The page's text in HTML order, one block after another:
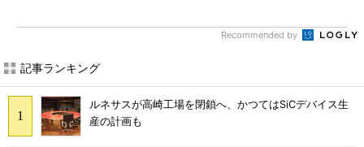
Recommended by
記事ランキング
ルネサスが高崎工場を閉鎖へ、かつてはSiCデバイス生
産の計画も